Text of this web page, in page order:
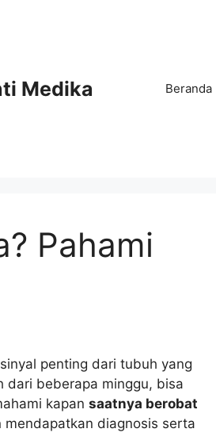
Medika Beranda
Pahami
penting dari tubuh yang
dari beberapa minggu, bisa
kapan saatnya berobat
diagnosis serta